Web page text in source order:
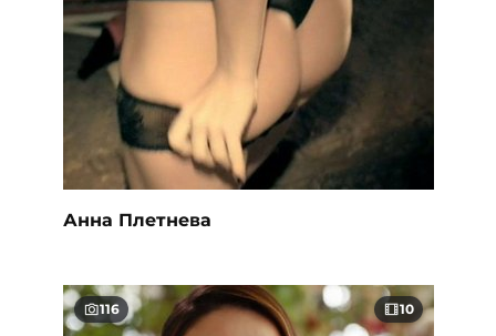
Анна Плетнева
116 10